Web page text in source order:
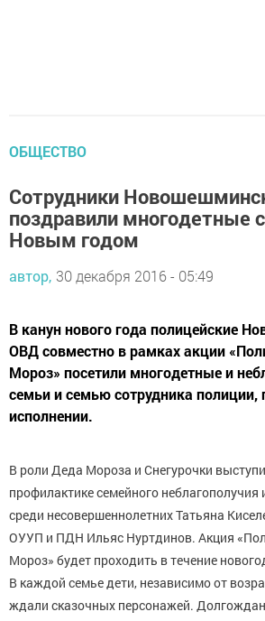
ОБЩЕСТВО
Сотрудники
поздравили многодетные
Новым годом
автор, 30 декабря 2016 - 05:49
В канун нового года полицейские
ОВД совместно в рамках акции
Мороз» посетили многодетные и
семьи и семью сотрудника полиции,
исполнении.
В роли Деда Мороза и Снегурочки
профилактике семейного
среди несовершеннолетних Татьяна
ОУУП и ПДН Ильяс Нуртдинов. Акция
Мороз» будет проходить в течение
В каждой семье дети, независимо от
ждали сказочных персонажей.